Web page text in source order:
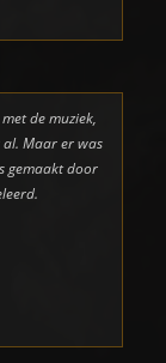
de muziek,
Maar er was
gemaakt door